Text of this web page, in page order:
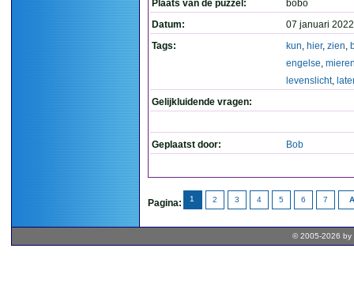
Plaats van de puzzel:
bobo
Datum:
07 januari
Tags:
kun, hier, zien,
engelse,
levenslicht,
Gelijkluidende vragen:
Geplaatst door: Bob
Pagina: 1 2 3 4 5 6 7
© 2005-2026 by